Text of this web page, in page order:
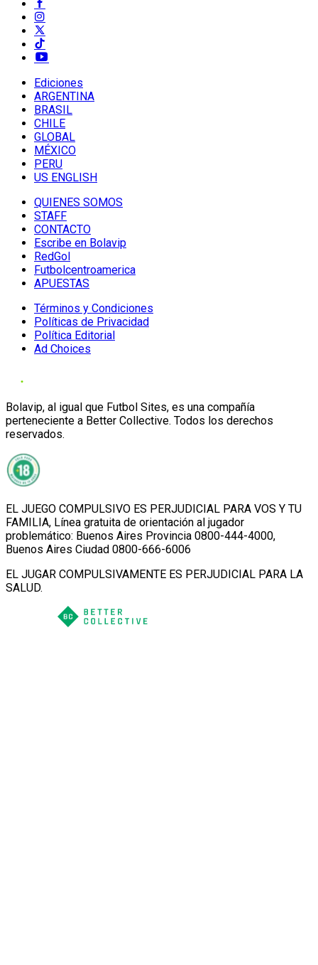
Ediciones
ARGENTINA
BRASIL
CHILE
GLOBAL
MÉXICO
PERU
US ENGLISH
QUIENES SOMOS
STAFF
CONTACTO
Escribe en Bolavip
RedGol
Futbolcentroamerica
APUESTAS
Términos y Condiciones
Políticas de Privacidad
Política Editorial
Ad Choices
Bolavip, al igual que Futbol Sites, es una compañía
perteneciente a Better Collective. Todos los derechos
reservados.
EL JUEGO COMPULSIVO ES PERJUDICIAL PARA VOS Y TU
FAMILIA, Línea gratuita de orientación al jugador
problemático: Buenos Aires Provincia 0800-444-4000,
Buenos Aires Ciudad 0800-666-6006
EL JUGAR COMPULSIVAMENTE ES PERJUDICIAL PARA LA
SALUD.